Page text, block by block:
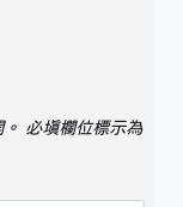
必填欄位標示為